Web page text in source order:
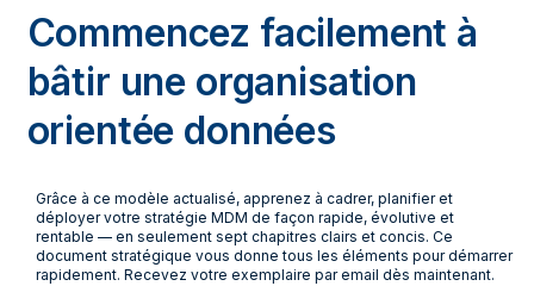
Commencez facilement à
bâtir une organisation
orientée données
Grâce à ce modèle actualisé, apprenez à cadrer, planifier et
déployer votre stratégie MDM de façon rapide, évolutive et
rentable — en seulement sept chapitres clairs et concis. Ce
document stratégique vous donne tous les éléments pour démarrer
rapidement. Recevez votre exemplaire par email dès maintenant.